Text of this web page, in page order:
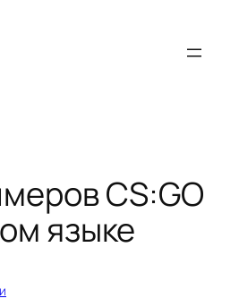
CS:GO
языке